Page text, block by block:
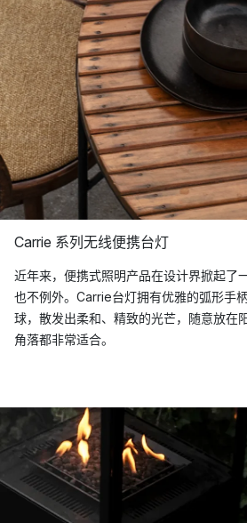
Carrie 系列无线便携台灯
近年来，便携式照明产品在设计界掀起了
也不例外。Carrie台灯拥有优雅的弧形手
球，散发出柔和、精致的光芒，随意放在
角落都非常适合。